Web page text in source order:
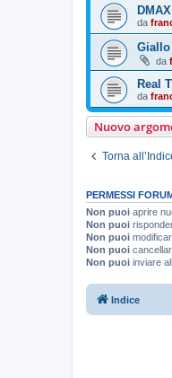
da
Giallo
da
Real
da
Nuovo
Torna
PERMESSI
Non puoi aprire
Non puoi
Non puoi
Non puoi
Non puoi inviare
Indice